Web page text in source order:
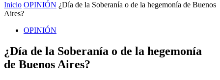
Inicio OPINIÓN ¿Día de la Soberanía o de la hegemonía de Buenos
Aires?
OPINIÓN
¿Día de la Soberanía o de la hegemonía
de Buenos Aires?